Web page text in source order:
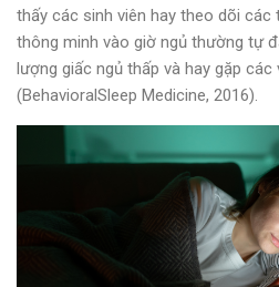
thấy các sinh viên hay theo dõi các
thông minh vào giờ ngủ thường tự
lượng giấc ngủ thấp và hay gặp các
(BehavioralSleep Medicine, 2016).